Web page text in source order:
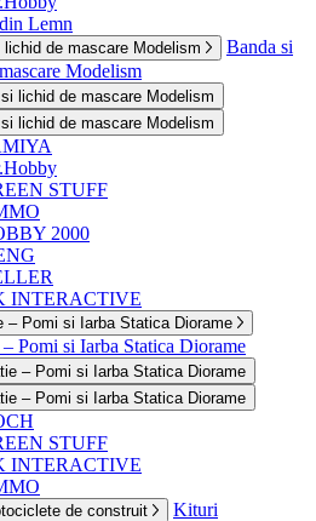
Lemn
lichid de mascare Modelism
Banda si
Modelism
si lichid de mascare Modelism
si lichid de mascare Modelism
STUFF
2000
INTERACTIVE
– Pomi si Iarba Statica Diorame
– Pomi si Iarba Statica Diorame
– Pomi si Iarba Statica Diorame
– Pomi si Iarba Statica Diorame
STUFF
INTERACTIVE
de construit
Kituri